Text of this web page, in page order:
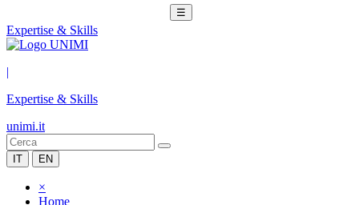
☰
Expertise & Skills
|
Expertise & Skills
unimi.it
IT EN
×
Home